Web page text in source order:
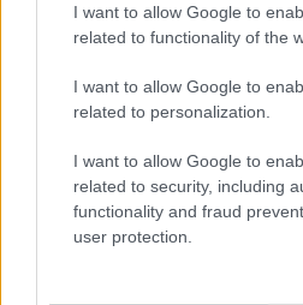
I want to allow Google to
related to functionality of the
I want to allow Google to
related to personalization.
I want to allow Google to
related to security, including
functionality and fraud
user protection.
Ρομάν πέρασε την μπάλα
εναέριο τακουνάκι
ασπρόμαυρους, ο Καμαρά
κόψει τον Ιάγκο Άσπας,
Τα χειρότερα για τον
συμπλήρωση του
βρίσκει και δεύτερο